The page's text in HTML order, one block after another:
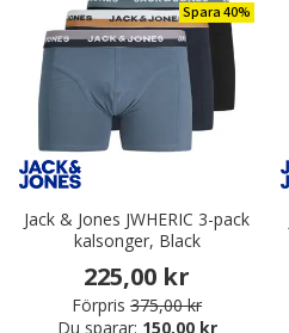
Spara 40%
Jack & Jones JWHERIC 3-pack
kalsonger, Black
225,00 kr
Förpris 375,00 kr
Du sparar: 150,00 kr